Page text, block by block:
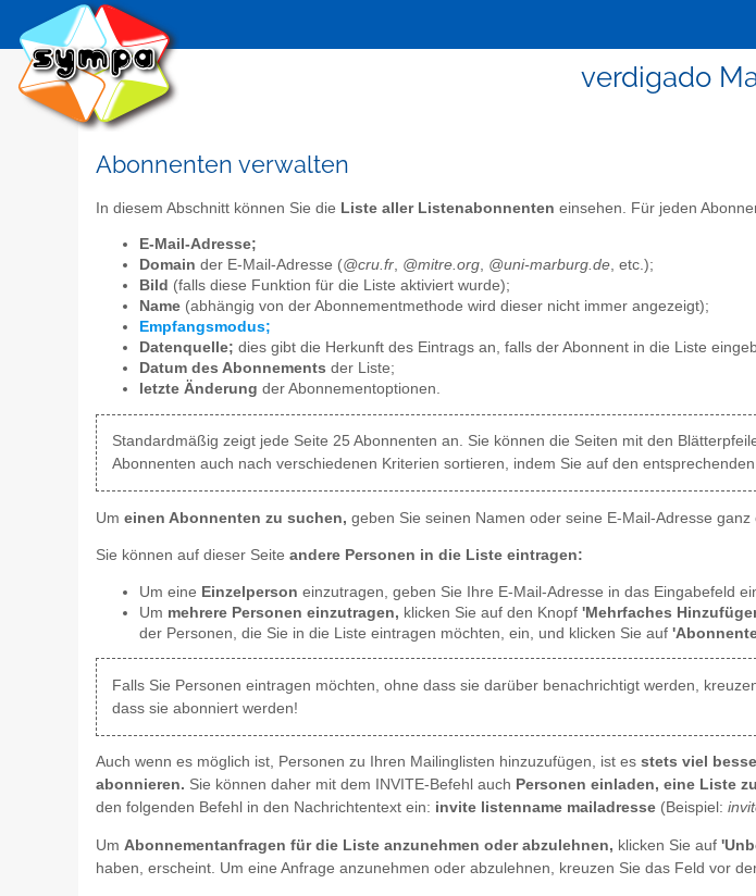
verdigado
Abonnenten verwalten
In diesem Abschnitt können Sie die Liste aller Listenabonnenten einsehen. Für jeden
E-Mail-Adresse;
Domain der E-Mail-Adresse (@cru.fr, @mitre.org, @uni-marburg.de, etc.);
Bild (falls diese Funktion für die Liste aktiviert wurde);
Name (abhängig von der Abonnementmethode wird dieser nicht immer angezeigt);
Empfangsmodus;
Datenquelle; dies gibt die Herkunft des Eintrags an, falls der Abonnent in die Liste
Datum des Abonnements der Liste;
letzte Änderung der Abonnementoptionen.
Standardmäßig zeigt jede Seite 25 Abonnenten an. Sie können die Seiten mit den
Abonnenten auch nach verschiedenen Kriterien sortieren, indem Sie auf den
Um einen Abonnenten zu suchen, geben Sie seinen Namen oder seine E-Mail-Adresse
Sie können auf dieser Seite andere Personen in die Liste eintragen:
Um eine Einzelperson einzutragen, geben Sie Ihre E-Mail-Adresse in das Eingabefeld
Um mehrere Personen einzutragen, klicken Sie auf den Knopf 'Mehrfaches
der Personen, die Sie in die Liste eintragen möchten, ein, und klicken Sie auf
Falls Sie Personen eintragen möchten, ohne dass sie darüber benachrichtigt werden,
dass sie abonniert werden!
Auch wenn es möglich ist, Personen zu Ihren Mailinglisten hinzuzufügen, ist es stets viel
abonnieren. Sie können daher mit dem INVITE-Befehl auch Personen einladen, eine Liste
den folgenden Befehl in den Nachrichtentext ein: invite listenname mailadresse (Beispiel:
Um Abonnementanfragen für die Liste anzunehmen oder abzulehnen, klicken Sie auf
haben, erscheint. Um eine Anfrage anzunehmen oder abzulehnen, kreuzen Sie das Feld vor